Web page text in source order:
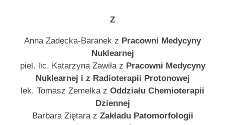
Z
Anna Zadęcka-Baranek z Pracowni Medycyny
Nuklearnej
piel. lic. Katarzyna Zawiła z Pracowni Medycyny
Nuklearnej i z Radioterapii Protonowej
lek. Tomasz Zemełka z Oddziału Chemioterapii
Dziennej
Barbara Ziętara z Zakładu Patomorfologii